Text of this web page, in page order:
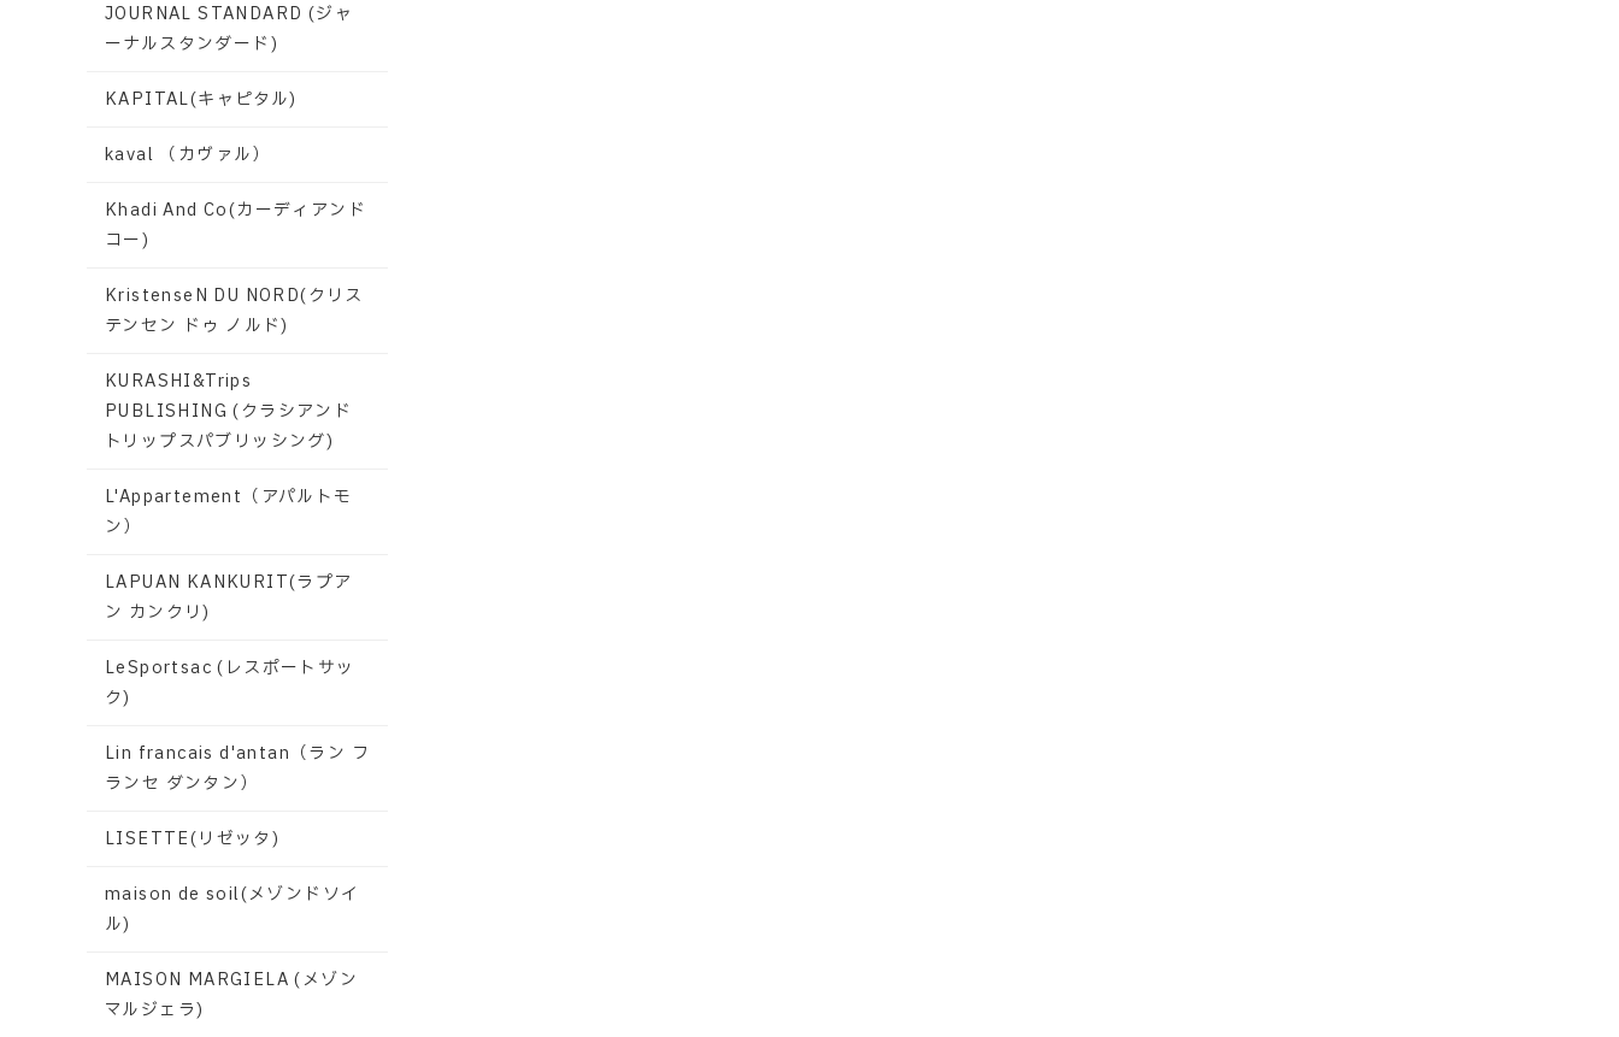
JOURNAL STANDARD (ジャ
ーナルスタンダード)
KAPITAL(キャピタル)
kaval （カヴァル）
Khadi And Co(カーディアンド
コー)
KristenseN DU NORD(クリス
テンセン ドゥ ノルド)
KURASHI&Trips
PUBLISHING (クラシアンド
トリップスパブリッシング)
L'Appartement（アパルトモ
ン）
LAPUAN KANKURIT(ラプア
ン カンクリ)
LeSportsac (レスポートサッ
ク)
Lin francais d'antan（ラン フ
ランセ ダンタン）
LISETTE(リゼッタ)
maison de soil(メゾンドソイ
ル)
MAISON MARGIELA (メゾン
マルジェラ)